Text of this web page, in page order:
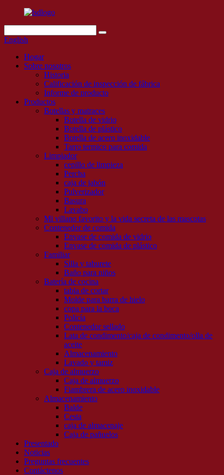
English
Hogar
Sobre nosotros
Historia
Calificación de inspección de fábrica
Informe de producto
Productos
Botellas y matraces
Botella de vidrio
Botella de plástico
Botella de acero inoxidable
Tarro termico para comida
Limpiador
cepillo de limpieza
Percha
caja de jabón
Pulverizador
Basura
Lavabo
Mi villano favorito y la vida secreta de las mascotas
Contenedor de comida
Envase de comida de vidrio
Envase de comida de plástico
Familiar
Silla y taburete
Baño para niños
Batería de cocina
tabla de cortar
Molde para barra de hielo
copa para la boca
Policía
Contenedor sellado
Lata de condimento/caja de condimento/olla de
aceite
Almacenamiento
Lavado y tamiz
Caja de almuerzo
Caja de almuerzo
Fiambrera de acero inoxidable
Almacenamiento
Balde
Cesta
caja de almacenaje
Caja de pañuelos
Presentado
Noticias
Preguntas frecuentes
Contáctenos